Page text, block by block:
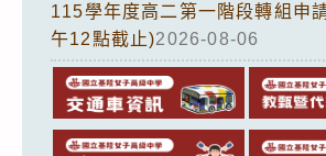
115學年度高二第一階段轉組申
午12點截止)2026-08-06